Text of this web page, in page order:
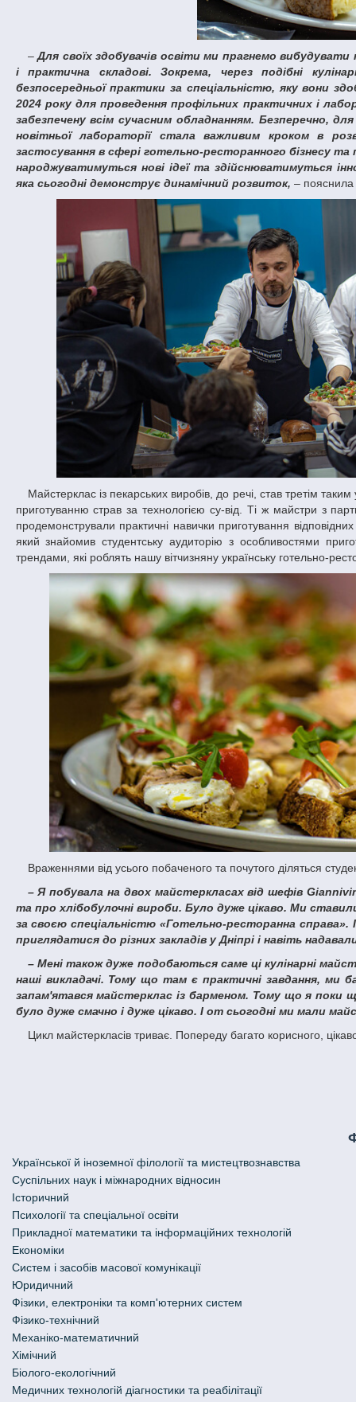
–Для своїх здобувачів освіти ми прагнемо
і практична складові. Зокрема, через подібні
безпосередньої практики за спеціальністю, яку вони
2024 року для проведення профільних практичних і
забезпечену всім сучасним обладнанням. Безперечно,
новітньої лабораторії стала важливим кроком в
застосування в сфері готельно-ресторанного бізнесу
народжуватимуться нові ідеї та здійснюватимуться
яка сьогодні демонструє динамічний розвиток, – пояснила
Майстерклас із пекарських виробів, до речі, став третім таким успішно організованим практичним заняттям. Перше заняття присвячувалося
приготуванню страв за технологією су-від. Ті ж майстри з
продемонстрували практичні навички приготування
який знайомив студентську аудиторію з особливостями
трендами, які роблять нашу вітчизняну українську готельно-
Враженнями від усього побаченого та почутого діляться
– Я побувала на двох майстеркласах від шефів Giannivino, де нам розповідали про приготування страв із молекулярної кухні
та про хлібобулочні вироби. Було дуже цікаво. Ми
за своєю спеціальністю «Готельно-ресторанна
приглядатися до різних закладів у Дніпрі і навіть
– Мені також дуже подобаються саме ці кулінарні майстеркласи із фахівцями ресторану Giannivino, які для нас влаштовують
наші викладачі. Тому що там є практичні завдання, ми
запам'ятався майстерклас із барменом. Тому що я поки
було дуже смачно і дуже цікаво. І от сьогодні ми мали
Цикл майстеркласів триває. Попереду багато корисного,
Української й іноземної філології та мистецтвознавства
Cуспільних наук і міжнародних відносин
Історичний
Психології та спеціальної освіти
Прикладної математики та інформаційних технологій
Економіки
Систем і засобів масової комунікації
Юридичний
Фізики, електроніки та комп'ютерних систем
Фізико-технічний
Механіко-математичний
Хімічний
Біолого-екологічний
Медичних технологій діагностики та реабілітації